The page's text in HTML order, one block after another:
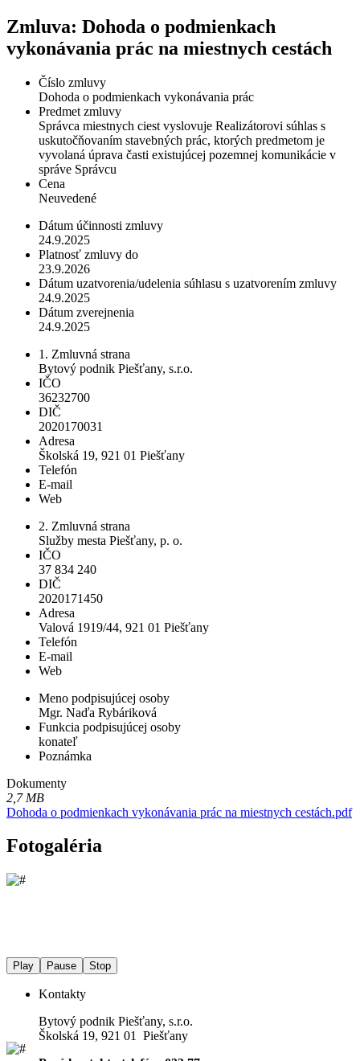
Zmluva: Dohoda o podmienkach
vykonávania prác na miestnych cestách
Číslo zmluvy
Dohoda o podmienkach vykonávania prác
Predmet zmluvy
Správca miestnych ciest vyslovuje Realizátorovi súhlas s
uskutočňovaním stavebných prác, ktorých predmetom je
vyvolaná úprava časti existujúcej pozemnej komunikácie v
správe Správcu
Cena
Neuvedené
Dátum účinnosti zmluvy
24.9.2025
Platnosť zmluvy do
23.9.2026
Dátum uzatvorenia/udelenia súhlasu s uzatvorením zmluvy
24.9.2025
Dátum zverejnenia
24.9.2025
1. Zmluvná strana
Bytový podnik Piešťany, s.r.o.
IČO
36232700
DIČ
2020170031
Adresa
Školská 19, 921 01 Piešťany
Telefón
E-mail
Web
2. Zmluvná strana
Služby mesta Piešťany, p. o.
IČO
37 834 240
DIČ
2020171450
Adresa
Valová 1919/44, 921 01 Piešťany
Telefón
E-mail
Web
Meno podpisujúcej osoby
Mgr. Naďa Rybáriková
Funkcia podpisujúcej osoby
konateľ
Poznámka
Dokumenty
2,7 MB
Dohoda o podmienkach vykonávania prác na miestnych cestách.pdf
Fotogaléria
Play Pause Stop
Kontakty
Bytový podnik Piešťany, s.r.o.
Školská 19, 921 01 Piešťany